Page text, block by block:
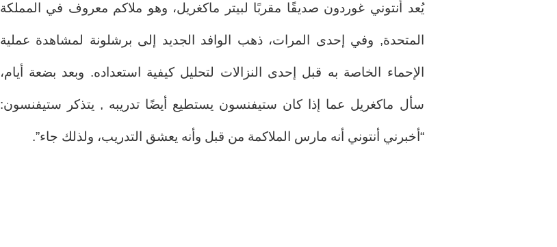
يُعد أنتوني غوردون صديقًا مقربًا لبيتر ماكغريل، وهو ملاكم معروف في المملكة
المتحدة, وفي إحدى المرات، ذهب الوافد الجديد إلى برشلونة لمشاهدة عملية
الإحماء الخاصة به قبل إحدى النزالات لتحليل كيفية استعداده. وبعد بضعة أيام،
سأل ماكغريل عما إذا كان ستيفنسون يستطيع أيضًا تدريبه , يتذكر ستيفنسون:
“أخبرني أنتوني أنه مارس الملاكمة من قبل وأنه يعشق التدريب، ولذلك جاء”.